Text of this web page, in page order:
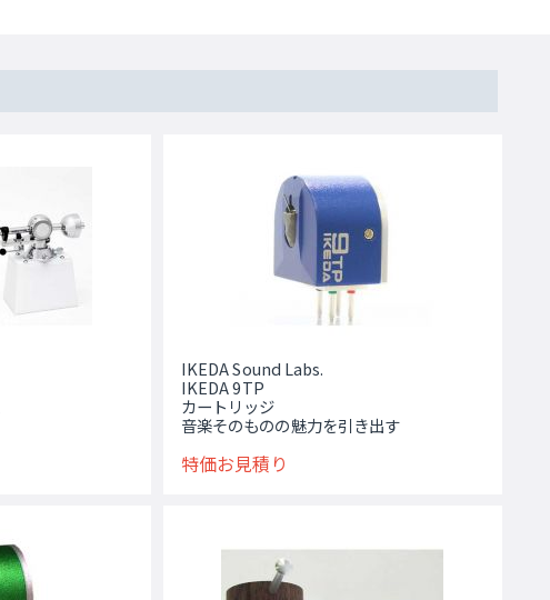
IKEDA Sound Labs.
IKEDA 9TP
カートリッジ
音楽そのものの魅力を引き出す
特価お見積り